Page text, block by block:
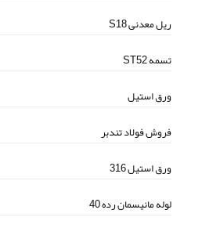
ریل معدنی S18
تسمه ST52
ورق استیل
فروش فولاد تندبر
ورق استیل 316
لوله مانیسمان رده 40